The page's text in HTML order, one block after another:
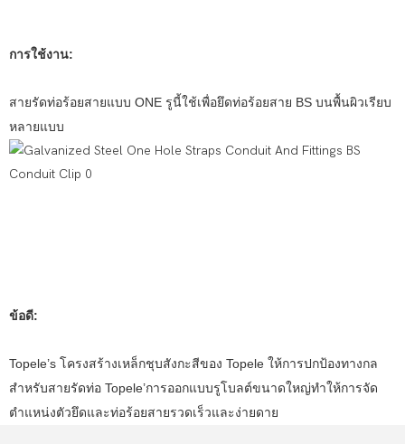
การใช้งาน:
สายรัดท่อร้อยสายแบบ ONE รูนี้ใช้เพื่อยึดท่อร้อยสาย BS บนพื้นผิวเรียบ
หลายแบบ
ข้อดี:
Topele’s โครงสร้างเหล็กชุบสังกะสีของ Topele ให้การปกป้องทางกล
สำหรับสายรัดท่อ Topele’การออกแบบรูโบลต์ขนาดใหญ่ทำให้การจัด
ตำแหน่งตัวยึดและท่อร้อยสายรวดเร็วและง่ายดาย